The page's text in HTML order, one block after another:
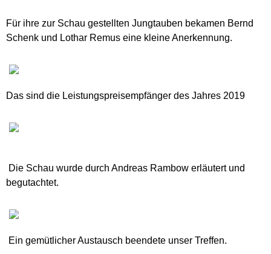
Für ihre zur Schau gestellten Jungtauben bekamen Bernd
Schenk und Lothar Remus eine kleine Anerkennung.
Das sind die Leistungspreisempfänger des Jahres 2019
Die Schau wurde durch Andreas Rambow erläutert und
begutachtet.
Ein gemütlicher Austausch beendete unser Treffen.